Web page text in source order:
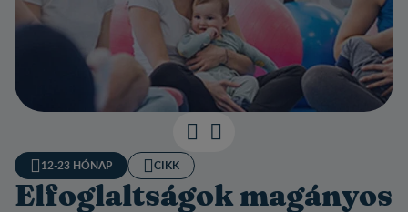
12-23 HÓNAP CIKK
Elfoglaltságok magányos